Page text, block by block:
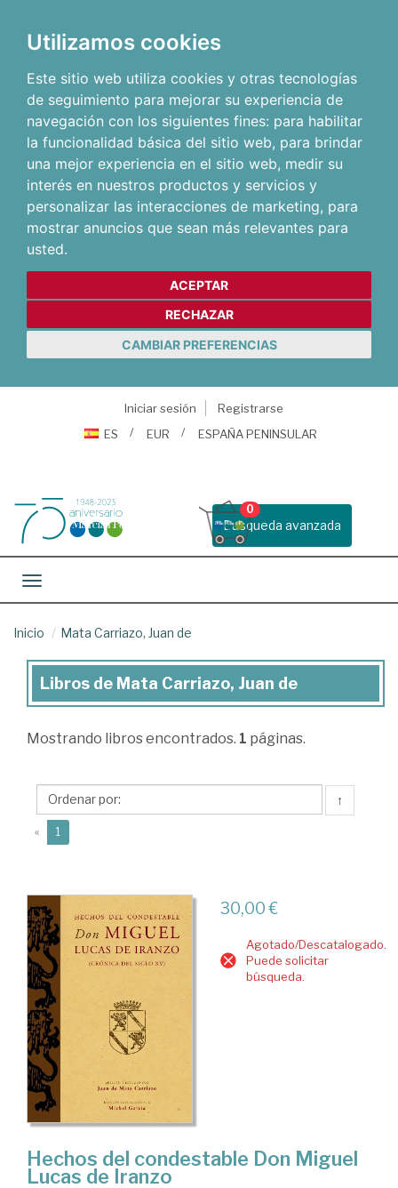
Utilizamos cookies
Este sitio web utiliza cookies y otras tecnologías
de seguimiento para mejorar su experiencia de
navegación con los siguientes fines: para habilitar
la funcionalidad básica del sitio web, para brindar
una mejor experiencia en el sitio web, medir su
interés en nuestros productos y servicios y
personalizar las interacciones de marketing, para
mostrar anuncios que sean más relevantes para
usted.
ACEPTAR
RECHAZAR
CAMBIAR PREFERENCIAS
Iniciar sesión
Registrarse
ES
EUR ESPAÑA PENINSULAR
Busqueda avanzada
0
Toggle navigation
Inicio Mata Carriazo, Juan de
Libros
Mata
Juan
de
Libros de Mata Carriazo, Juan de
Mostrando libros encontrados. 1 páginas.
↑
« 1
30,00 €
Agotado/Descatalogado.
Puede solicitar
búsqueda.
Hechos del condestable Don Miguel
Lucas de Iranzo